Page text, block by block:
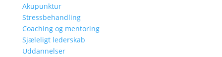
Akupunktur
Stressbehandling
Coaching og mentoring
Sjæleligt lederskab
Uddannelser